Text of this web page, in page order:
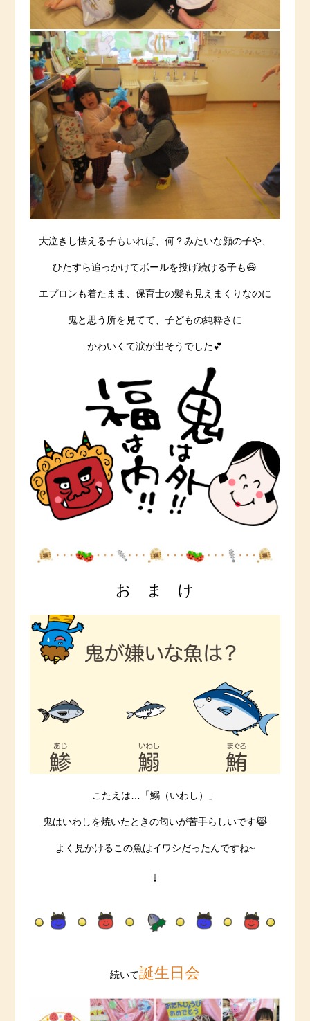
大泣きし怯える子もいれば、何？みたいな顔の子や、
ひたすら追っかけてボールを投げ続ける子も😆
エプロンも着たまま、保育士の髪も見えまくりなのに
鬼と思う所を見てて、子どもの純粋さに
かわいくて涙が出そうでした💕
お ま け
こたえは…「鰯（いわし）」
鬼はいわしを焼いたときの匂いが苦手らしいです😹
よく見かけるこの魚はイワシだったんですね~
↓
続いて誕生日会